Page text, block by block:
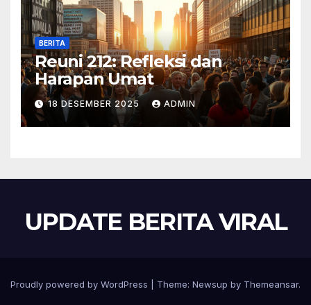
BERITA
Reuni 212: Refleksi dan
Harapan Umat
18 DESEMBER 2025 ADMIN
UPDATE BERITA VIRAL
Proudly powered by WordPress Theme: Newsup by Themeansar.